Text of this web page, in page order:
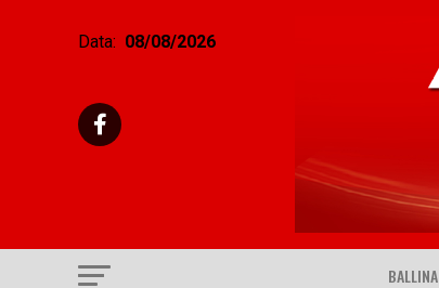
Data: 08/08/2026
BALLINA